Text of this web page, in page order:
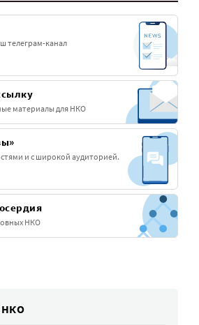
телеграм-канал
материалы для НКО
и с широкой аудиторией.
НКО